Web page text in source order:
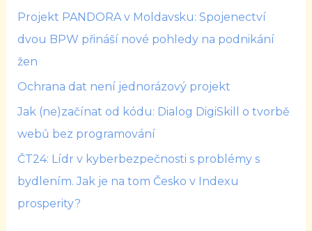
Projekt PANDORA v Moldavsku: Spojenectví
dvou BPW přináší nové pohledy na podnikání
žen
Ochrana dat není jednorázový projekt
Jak (ne)začínat od kódu: Dialog DigiSkill o tvorbě
webů bez programování
ČT24: Lídr v kyberbezpečnosti s problémy s
bydlením. Jak je na tom Česko v Indexu
prosperity?